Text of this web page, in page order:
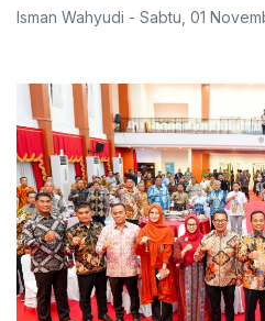
Isman Wahyudi - Sabtu 01